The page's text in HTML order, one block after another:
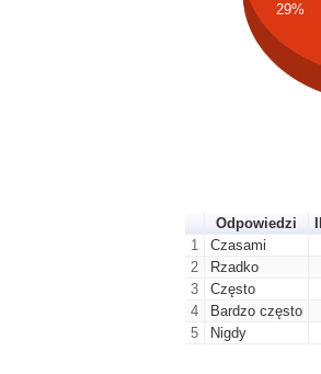
29%
Odpowiedzi
1
Czasami
2
Rzadko
3
Często
4
Bardzo często
5
Nigdy